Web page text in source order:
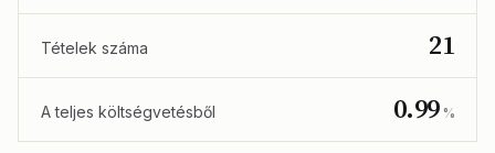
Tételek száma 21
A teljes költségvetésből 0.99 %